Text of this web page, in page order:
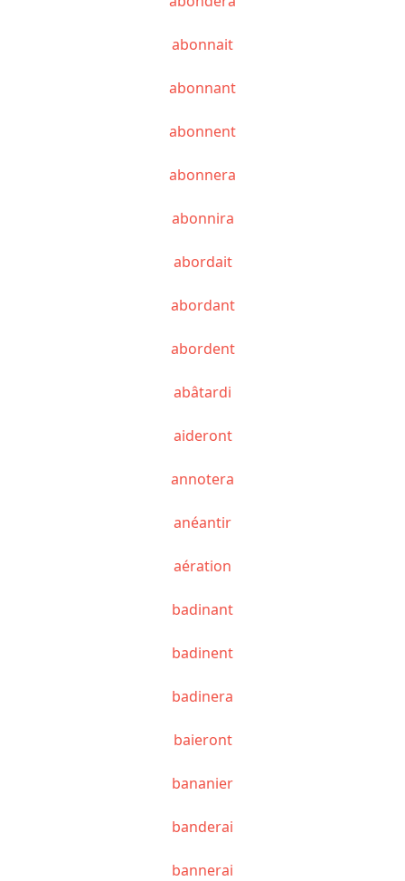
abonnait
abonnant
abonnent
abonnera
abonnira
abordait
abordant
abordent
abâtardi
aideront
annotera
anéantir
aération
badinant
badinent
badinera
baieront
bananier
banderai
bannerai